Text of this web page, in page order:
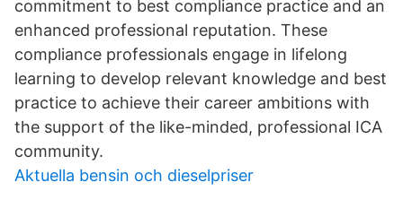
commitment to best compliance practice and an
enhanced professional reputation. These
compliance professionals engage in lifelong
learning to develop relevant knowledge and best
practice to achieve their career ambitions with
the support of the like-minded, professional ICA
community.
Aktuella bensin och dieselpriser